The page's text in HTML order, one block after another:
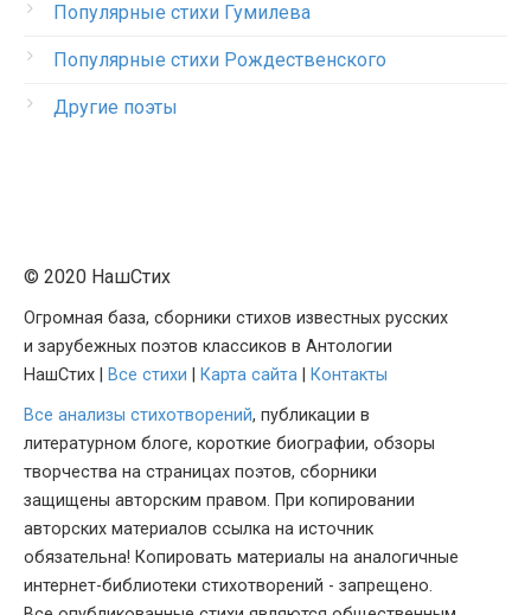
Популярные стихи Гумилева
Популярные стихи Рождественского
Другие поэты
© 2020 НашСтих
Огромная база, сборники стихов известных русских
и зарубежных поэтов классиков в Антологии
НашСтих |
Все стихи Карта сайта
Контакты
Все анализы стихотворений, публикации в
литературном блоге, короткие биографии, обзоры
творчества на страницах поэтов, сборники
защищены авторским правом. При копировании
авторских материалов ссылка на источник
обязательна! Копировать материалы на аналогичные
интернет-библиотеки стихотворений - запрещено.